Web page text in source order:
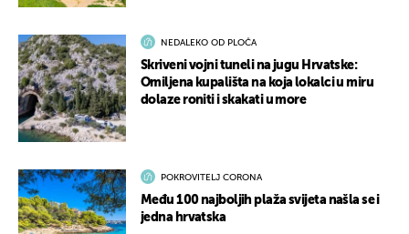
NEDALEKO OD PLOČA
Skriveni vojni tuneli na jugu Hrvatske:
Omiljena kupališta na koja lokalci u miru
dolaze roniti i skakati u more
POKROVITELJ CORONA
Među 100 najboljih plaža svijeta našla se i
jedna hrvatska